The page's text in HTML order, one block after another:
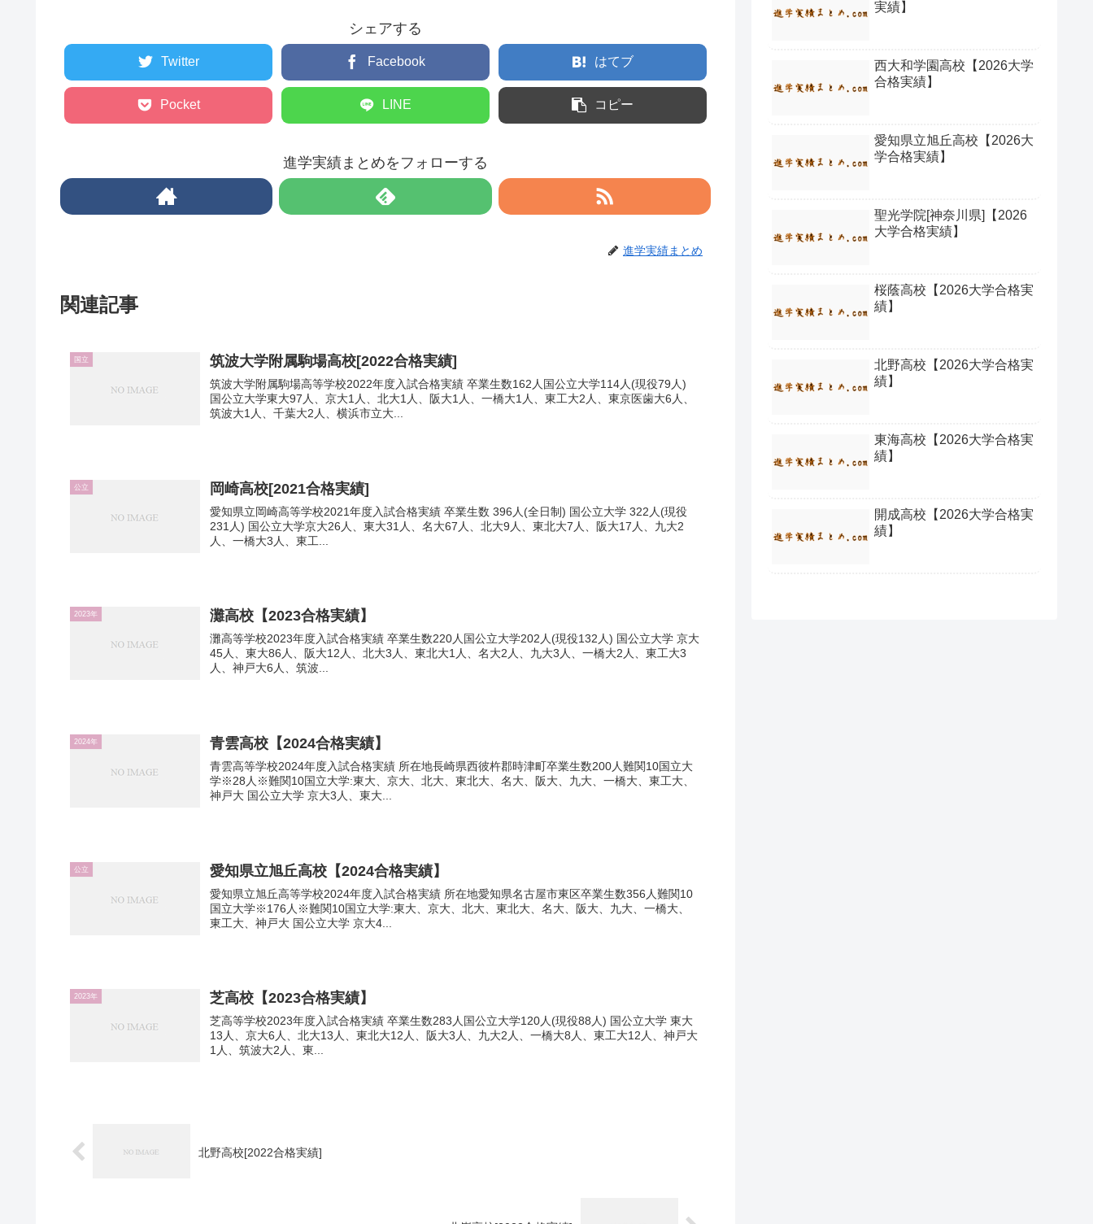
シェアする
Twitter Facebook はてブ
Pocket LINE コピー
進学実績まとめをフォローする
進学実績まとめ
関連記事
国立 筑波大学附属駒場高校[2022合格実績]
筑波大学附属駒場高等学校2022年度入試合格実績 卒業生数162人国公立大学114人(現役79人)
国公立大学東大97人、京大1人、北大1人、阪大1人、一橋大1人、東工大2人、東京医歯大6人、
筑波大1人、千葉大2人、横浜市立大...
公立 岡崎高校[2021合格実績]
愛知県立岡崎高等学校2021年度入試合格実績 卒業生数 396人(全日制) 国公立大学 322人(現役
231人) 国公立大学京大26人、東大31人、名大67人、北大9人、東北大7人、阪大17人、九大2
人、一橋大3人、東工...
2023年 灘高校【2023合格実績】
灘高等学校2023年度入試合格実績 卒業生数220人国公立大学202人(現役132人) 国公立大学 京大
45人、東大86人、阪大12人、北大3人、東北大1人、名大2人、九大3人、一橋大2人、東工大3
人、神戸大6人、筑波...
2024年 青雲高校【2024合格実績】
青雲高等学校2024年度入試合格実績 所在地長崎県西彼杵郡時津町卒業生数200人難関10国立大
学※28人※難関10国立大学:東大、京大、北大、東北大、名大、阪大、九大、一橋大、東工大、
神戸大 国公立大学 京大3人、東大...
公立 愛知県立旭丘高校【2024合格実績】
愛知県立旭丘高等学校2024年度入試合格実績 所在地愛知県名古屋市東区卒業生数356人難関10
国立大学※176人※難関10国立大学:東大、京大、北大、東北大、名大、阪大、九大、一橋大、
東工大、神戸大 国公立大学 京大4...
2023年 芝高校【2023合格実績】
芝高等学校2023年度入試合格実績 卒業生数283人国公立大学120人(現役88人) 国公立大学 東大
13人、京大6人、北大13人、東北大12人、阪大3人、九大2人、一橋大8人、東工大12人、神戸大
1人、筑波大2人、東...
北野高校[2022合格実績]
実績】
西大和学園高校【2026大学
合格実績】
愛知県立旭丘高校【2026大
学合格実績】
聖光学院[神奈川県]【2026
大学合格実績】
桜蔭高校【2026大学合格実
績】
北野高校【2026大学合格実
績】
東海高校【2026大学合格実
績】
開成高校【2026大学合格実
績】